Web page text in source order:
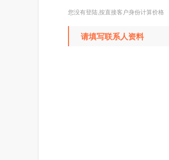
您没有登陆,按直接客户身份计算价格
请填写联系人资料